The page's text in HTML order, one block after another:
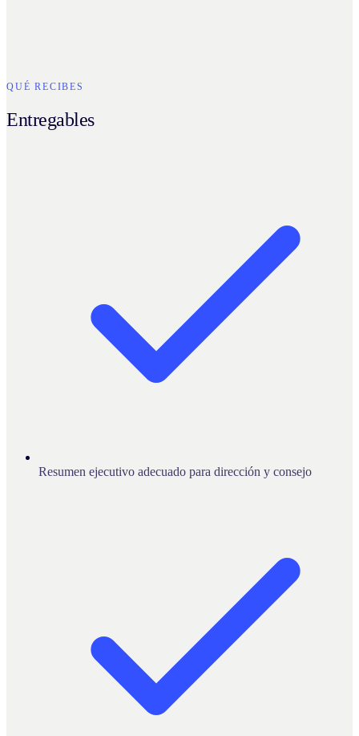
QUÉ RECIBES
Entregables
Resumen ejecutivo adecuado para dirección y consejo